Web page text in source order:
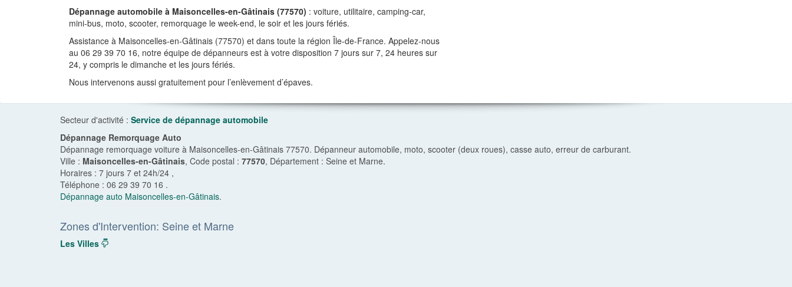
Dépannage automobile à Maisoncelles-en-Gâtinais (77570) : voiture, utilitaire, camping-car,
mini-bus, moto, scooter, remorquage le week-end, le soir et les jours fériés.
Assistance à Maisoncelles-en-Gâtinais (77570) et dans toute la région Île-de-France. Appelez-nous
au 06 29 39 70 16, notre équipe de dépanneurs est à votre disposition 7 jours sur 7, 24 heures sur
24, y compris le dimanche et les jours fériés.
Nous intervenons aussi gratuitement pour l’enlèvement d’épaves.
Secteur d'activité : Service de dépannage automobile
Dépannage Remorquage Auto
Dépannage remorquage voiture à Maisoncelles-en-Gâtinais 77570. Dépanneur automobile, moto, scooter (deux roues), casse auto, erreur de carburant.
Ville : Maisoncelles-en-Gâtinais, Code postal : 77570, Département : Seine et Marne.
Horaires : 7 jours 7 et 24h/24 ,
Téléphone : 06 29 39 70 16 .
Dépannage auto Maisoncelles-en-Gâtinais.
Zones d'Intervention: Seine et Marne
Les Villes